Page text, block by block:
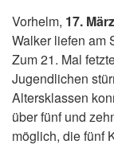
Vorhelm, 17.
Walker liefen am
Zum 21. Mal
Jugendlichen
Altersklassen
über fünf und
möglich, die fünf